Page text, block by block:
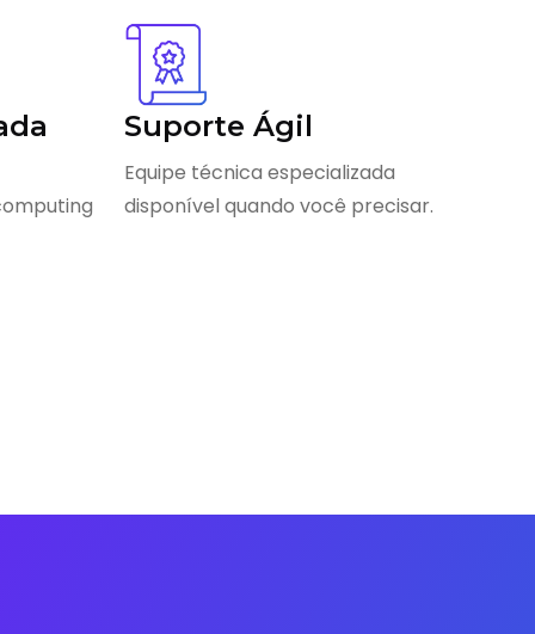
Suporte Ágil
Equipe técnica especializada
disponível quando você precisar.